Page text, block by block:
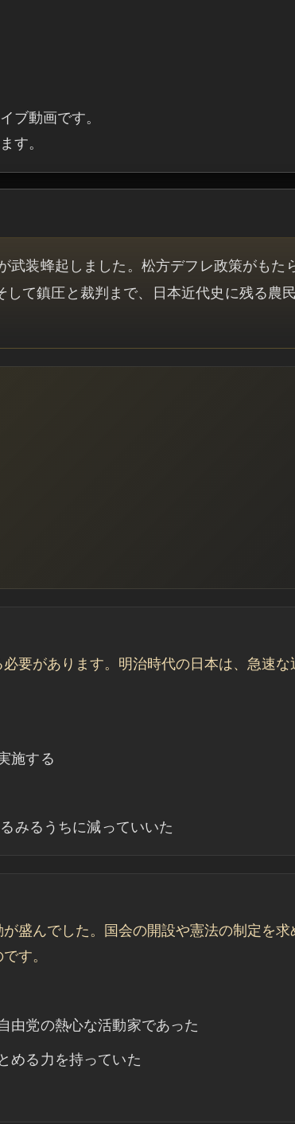
ブ動画です。
す。
武装蜂起しました。松方デフレ政策がもた
て鎮圧と裁判まで、日本近代史に残る農
要があります。明治時代の日本は、急速な
施する
みるうちに減っていいた
盛んでした。国会の開設や憲法の制定を求
す。
由党の熱心な活動家であった
める力を持っていた